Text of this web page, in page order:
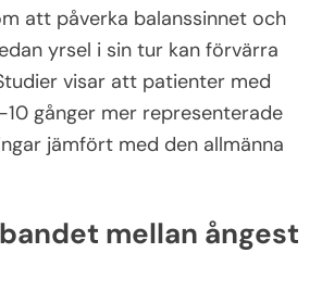
att påverka balanssinnet och
yrsel i sin tur kan förvärra
visar att patienter med
gånger mer representerade
jämfört med den allmänna
mellan ångest